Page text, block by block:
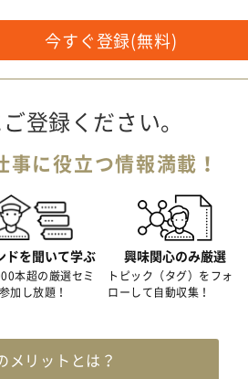
今すぐ登録(無料)
ご登録ください。
事に役立つ情報満載！
ドを聞いて学ぶ
本超の厳選セミ
加し放題！
興味関心のみ厳選
トピック（タグ）をフォ
ローして自動収集！
メリットとは？